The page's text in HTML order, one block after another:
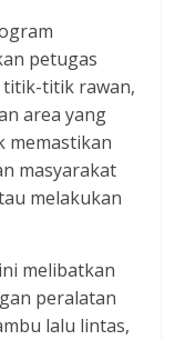
petugas
titik rawan,
area yang
memastikan
masyarakat
melakukan
melibatkan
peralatan
lalu lintas,